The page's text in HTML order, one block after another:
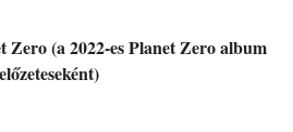
(a 2022-es Planet Zero album
előzeteseként)